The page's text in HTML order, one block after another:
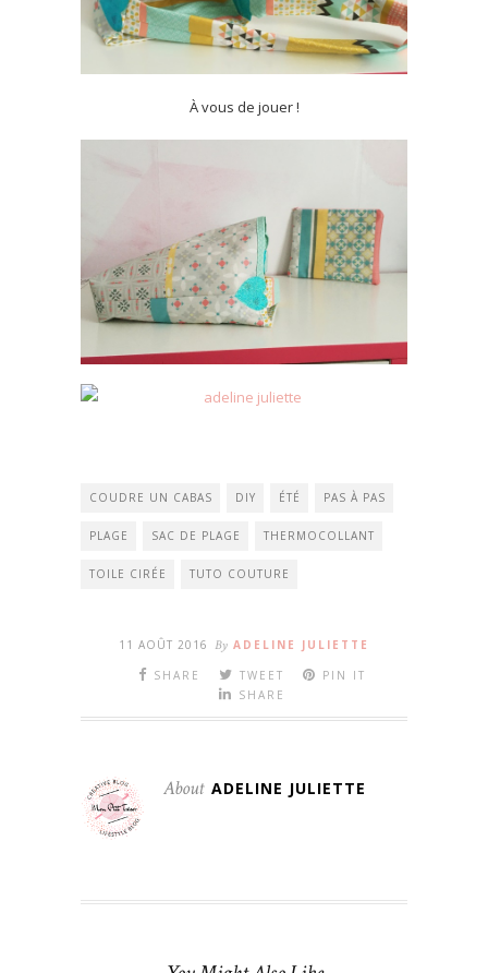
À vous de jouer !
COUDRE UN CABAS DIY ÉTÉ PAS À PAS
PLAGE SAC DE PLAGE THERMOCOLLANT
TOILE CIRÉE TUTO COUTURE
11 AOÛT 2016 By ADELINE JULIETTE
SHARE
TWEET
PIN IT
SHARE
About ADELINE JULIETTE